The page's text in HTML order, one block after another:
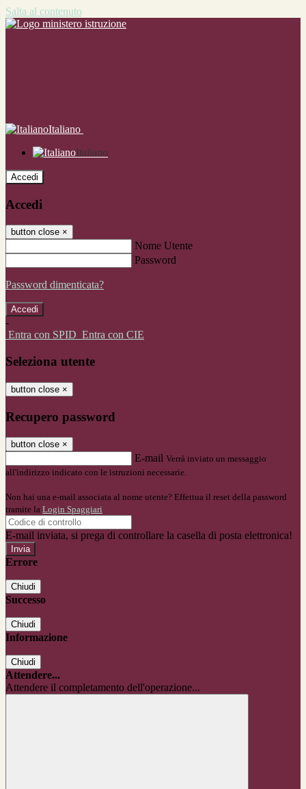
Salta al contenuto
Italiano
Italiano
Accedi
Accedi
button close ×
Nome Utente
Password
Password dimenticata?
-
Entra con SPID Entra con CIE
Seleziona utente
button close ×
Recupero password
button close ×
E-mail Verrà inviato un messaggio
all'indirizzo indicato con le istruzioni necessarie.
Non hai una e-mail associata al nome utente? Effettua il reset della password
tramite la Login Spaggiari
E-mail inviata, si prega di controllare la casella di posta elettronica!
Errore
Chiudi
Successo
Chiudi
Informazione
Chiudi
Attendere...
Attendere il completamento dell'operazione...